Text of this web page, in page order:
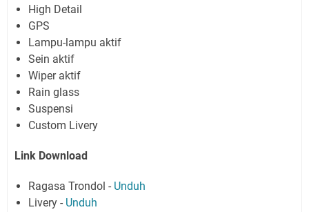
High Detail
GPS
Lampu-lampu aktif
Sein aktif
Wiper aktif
Rain glass
Suspensi
Custom Livery
Link Download
Ragasa Trondol - Unduh
Livery - Unduh